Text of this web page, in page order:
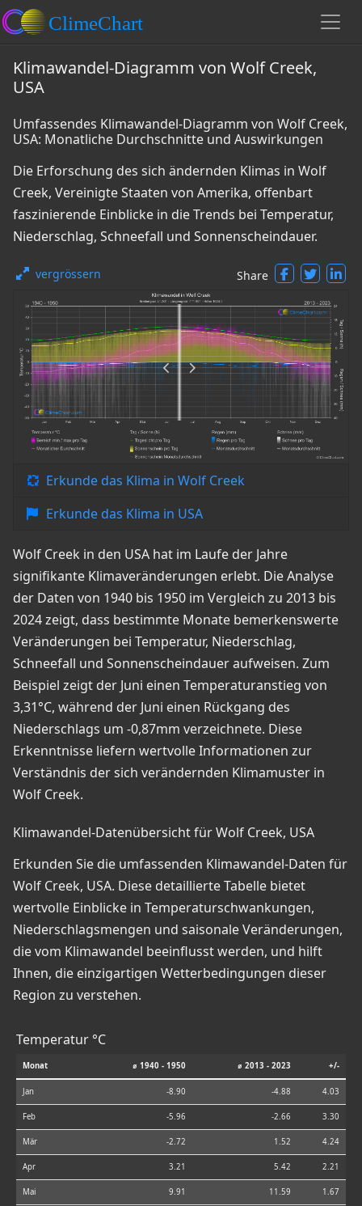
Klimawandel-Diagramm von Wolf Creek,
USA
Umfassendes Klimawandel-Diagramm von Wolf Creek,
USA: Monatliche Durchschnitte und Auswirkungen
Die Erforschung des sich ändernden Klimas in Wolf
Creek, Vereinigte Staaten von Amerika, offenbart
faszinierende Einblicke in die Trends bei Temperatur,
Niederschlag, Schneefall und Sonnenscheindauer.
vergrössern Share
Erkunde das Klima in Wolf Creek
Erkunde das Klima in USA
Wolf Creek in den USA hat im Laufe der Jahre
signifikante Klimaveränderungen erlebt. Die Analyse
der Daten von 1940 bis 1950 im Vergleich zu 2013 bis
2024 zeigt, dass bestimmte Monate bemerkenswerte
Veränderungen bei Temperatur, Niederschlag,
Schneefall und Sonnenscheindauer aufweisen. Zum
Beispiel zeigt der Juni einen Temperaturanstieg von
3,31°C, während der Juni einen Rückgang des
Niederschlags um -0,87mm verzeichnete. Diese
Erkenntnisse liefern wertvolle Informationen zur
Verständnis der sich verändernden Klimamuster in
Wolf Creek.
Klimawandel-Datenübersicht für Wolf Creek, USA
Erkunden Sie die umfassenden Klimawandel-Daten für
Wolf Creek, USA. Diese detaillierte Tabelle bietet
wertvolle Einblicke in Temperaturschwankungen,
Niederschlagsmengen und saisonale Veränderungen,
die vom Klimawandel beeinflusst werden, und hilft
Ihnen, die einzigartigen Wetterbedingungen dieser
Region zu verstehen.
Temperatur °C
Monat ⌀ 1940 - 1950 ⌀ 2013 - 2023 +/-
Jan -8.90 -4.88 4.03
Feb -5.96 -2.66 3.30
Mär -2.72 1.52 4.24
Apr 3.21 5.42 2.21
Mai 9.91 11.59 1.67